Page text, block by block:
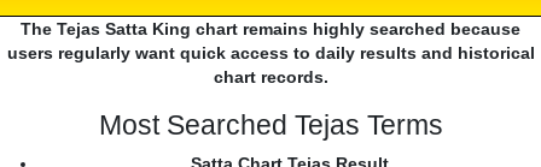
The Tejas Satta King chart remains highly searched because
users regularly want quick access to daily results and historical
chart records.
Most Searched Tejas Terms